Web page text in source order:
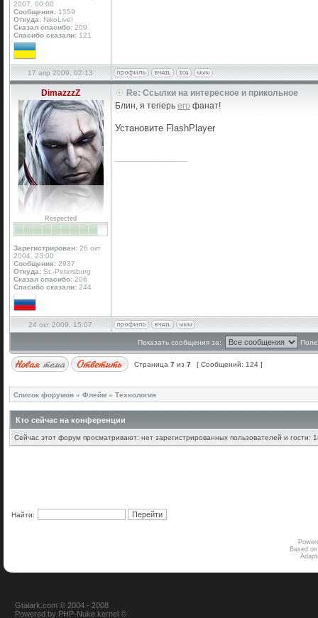
2007, 00:00
Сообщения: 1559
Откуда: NikoLive!
Сказал спасибо: 209
Спасибо сказали: 121
17 апр 2009, 02:13
DimazzzZ
Respected
Зарегистрирован: 26 окт
2004, 23:00
Сообщения: 2937
Откуда: St.-Petersburg
Сказал спасибо: 206
Спасибо сказали: 244
Re: Ссылки на интересное и прикольное
Блин, я теперь его фанат!
Установите FlashPlayer
24 окт 2009, 15:07
Показать сообщения за:
Страница 7 из 7 [ Сообщений: 124 ]
Список форумов » Флейм » Технология
Кто сейчас на конференции
Сейчас этот форум просматривают: нет зарегистрированных пользователей и гости:
Найти:
Based
Gtalark.com © 2004 - 2008
Powered by PHP-Nuke kernel ©